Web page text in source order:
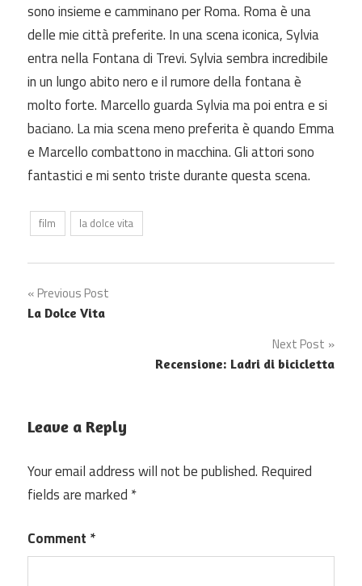
sono insieme e camminano per Roma. Roma è una
delle mie città preferite. In una scena iconica, Sylvia
entra nella Fontana di Trevi. Sylvia sembra incredibile
in un lungo abito nero e il rumore della fontana è
molto forte. Marcello guarda Sylvia ma poi entra e si
baciano. La mia scena meno preferita è quando Emma
e Marcello combattono in macchina. Gli attori sono
fantastici e mi sento triste durante questa scena.
film la dolce vita
Post
navigation
Previous Post
La Dolce Vita
Next Post
Recensione: Ladri di bicicletta
Leave a Reply
Your email address will not be published. Required
fields are marked *
Comment *